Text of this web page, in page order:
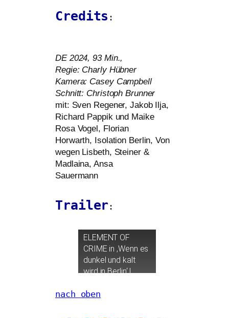
Credits :
DE2024, 93 Min.,
Regie: Charly Hübner
Kamera: Casey Campbell
Schnitt: Christoph Brunner
mit: Sven Regener, Jakob Ilja,
Richard Pappik und Maike
Rosa Vogel, Florian
Horwarth, Isolation Berlin, Von
wegen Lisbeth, Steiner &
Madlaina, Ansa
Sauermann
Trailer :
ELEMENT OF
CRIME in ‚Wenn es
dun­kel und kalt
wird in Berlin‘ |
für zuhause
nach oben